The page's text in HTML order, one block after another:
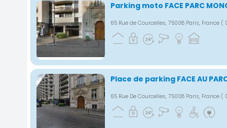
Parking moto FACE PARC
65 Rue de Courcelles, 75008 Paris, France (
Place de parking FACE AU
65 Rue De Courcelles, 75008 Paris, France (